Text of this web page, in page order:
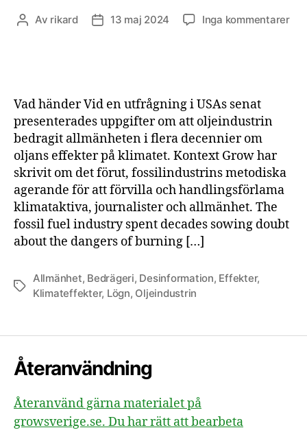
Inläggsförfattare
Av rikard Inläggsdatum
13 maj 2024 Inga kommentarertill
Vad händer Vid en utfrågning i USAs senat
presenterades uppgifter om att oljeindustrin
bedragit allmänheten i flera decennier om
oljans effekter på klimatet. Kontext Grow har
skrivit om det förut, fossilindustrins metodiska
agerande för att förvilla och handlingsförlama
klimataktiva, journalister och allmänhet. The
fossil fuel industry spent decades sowing doubt
about the dangers of burning […]
Etiketter
Allmänhet, Bedrägeri, Desinformation, Effekter,
Klimateffekter, Lögn, Oljeindustrin
Återanvändning
Återanvänd gärna materialet på
growsverige.se. Du har rätt att bearbeta